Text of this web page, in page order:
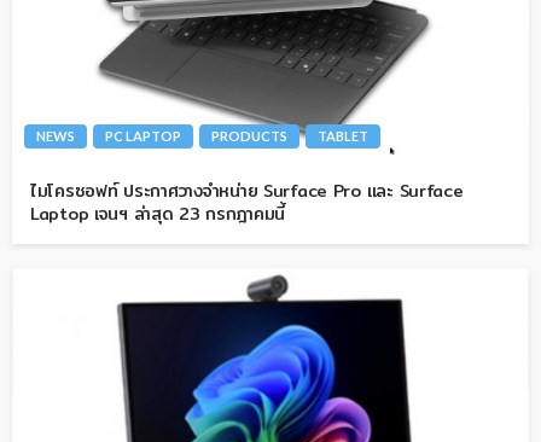
NEWS PC LAPTOP PRODUCTS TABLET
ไมโครซอฟท์ ประกาศวางจำหน่าย Surface Pro และ Surface
Laptop เจนฯ ล่าสุด 23 กรกฎาคมนี้